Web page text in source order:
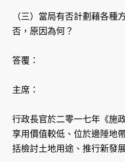
（三）當局有否計劃藉各
否，原因為何？
答覆：
主席：
行政長官於二零一七年《施
享用價值較低、位於邊陲地
括檢討土地用途、推行新發